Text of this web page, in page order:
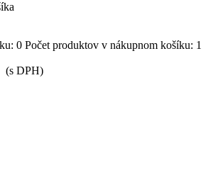
0 Počet produktov v nákupnom košíku: 1
(s DPH)